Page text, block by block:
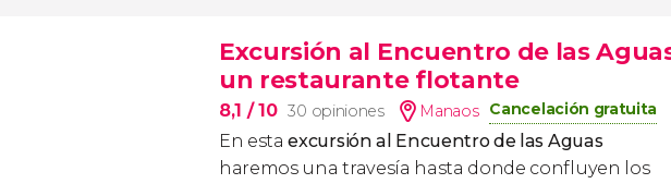
Excursión al Encuentro de las
un restaurante flotante
8,1 / 10 30 opiniones Manaos Cancelación gratuita
En estaexcursión al Encuentro de las Aguas
haremos una travesía hasta donde confluyen los